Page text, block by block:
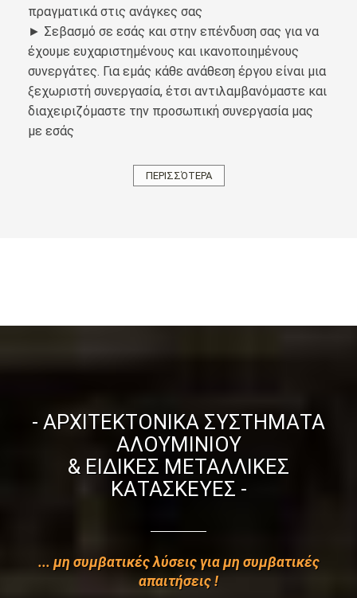
πραγματικά στις ανάγκες σας
► Σεβασμό σε εσάς και στην επένδυση σας για να
έχουμε ευχαριστημένους και ικανοποιημένους
συνεργάτες. Για εμάς κάθε ανάθεση έργου είναι μια
ξεχωριστή συνεργασία, έτσι αντιλαμβανόμαστε και
διαχειριζόμαστε την προσωπική συνεργασία μας
με εσάς
ΠΕΡΙΣΣΌΤΕΡΑ
- ΑΡΧΙΤΕΚΤΟΝΙΚΑ ΣΥΣΤΗΜΑΤΑ
ΑΛΟΥΜΙΝΙΟΥ
& ΕΙΔΙΚΕΣ ΜΕΤΑΛΛΙΚΕΣ
ΚΑΤΑΣΚΕΥΕΣ -
... μη συμβατικές λύσεις για μη συμβατικές
απαιτήσεις !